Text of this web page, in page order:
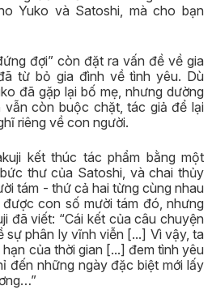
Yuko và Satoshi, mà cho bạn
đợi” còn đặt ra vấn đề về gia
từ bỏ gia đình về tình yêu. Dù
đã gặp lại bố mẹ, nhưng dường
còn buộc chặt, tác giả để lại
riêng về con người.
kết thúc tác phẩm bằng một
thư của Satoshi, và chai thủy
tám - thứ cả hai từng cùng nhau
con số mười tám đó, nhưng
đã viết: “Cái kết của câu chuyện
sự phân ly vĩnh viễn [...] Vì vậy, ta
của thời gian [...] đem tình yêu
đến những ngày đặc biệt mới lấy